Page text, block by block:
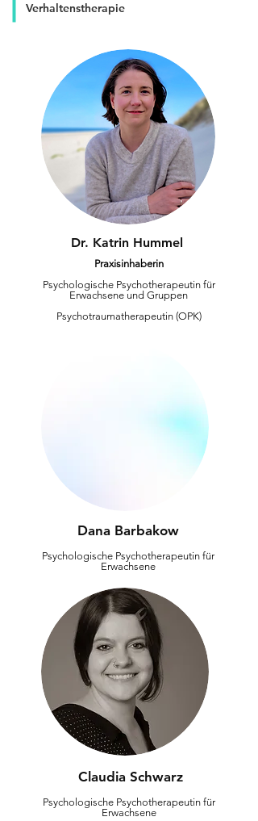
Verhaltenstherapie
Dr. Katrin Hummel
Praxisinhaberin
Psychologische Psychotherapeutin für
Erwachsene und Gruppen
Psychotraumatherapeutin (OPK)
Dana Barbakow
Psychologische Psychotherapeutin für
Erwachsene
Claudia Schwarz
Psychologische Psychotherapeutin für
Erwachsene